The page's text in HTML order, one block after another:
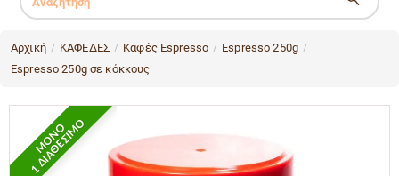
Αρχική / ΚΑΦΕΔΕΣ / Καφές Espresso / Espresso 250g /
Espresso 250g σε κόκκους
ΜΟΝΟ
1 ΔΙΑΘΕΣΙΜΟ